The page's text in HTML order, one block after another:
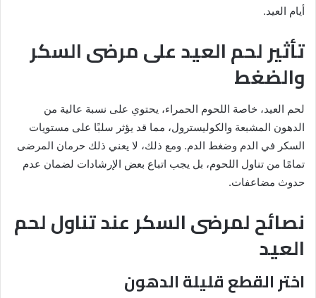
أيام العيد.
تأثير لحم العيد على مرضى السكر
والضغط
لحم العيد، خاصة اللحوم الحمراء، يحتوي على نسبة عالية من
الدهون المشبعة والكوليسترول، مما قد يؤثر سلبًا على مستويات
السكر في الدم وضغط الدم. ومع ذلك، لا يعني ذلك حرمان المرضى
تمامًا من تناول اللحوم، بل يجب اتباع بعض الإرشادات لضمان عدم
حدوث مضاعفات.
نصائح لمرضى السكر عند تناول لحم
العيد
اختر القطع قليلة الدهون